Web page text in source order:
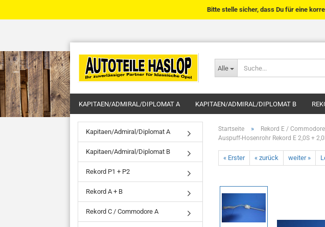
Alle
Bitte stelle sicher, dass Du für eine
KAPITAEN/ADMIRAL/DIPLOMAT A KAPITAEN/ADMIRAL/DIPLOMAT B
Startseite » Rekord E /
Auspuff-Hosenrohr Rekord E 2,0S +
« Erster « zurück weiter »
Kapitaen/Admiral/Diplomat A
Kapitaen/Admiral/Diplomat B
Rekord P1 + P2
Rekord A + B
Rekord C / Commodore A